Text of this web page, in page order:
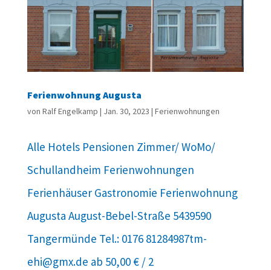
Ferienwohnung Augusta
von Ralf Engelkamp | Jan. 30, 2023 | Ferienwohnungen
Alle Hotels Pensionen Zimmer/ WoMo/
Schullandheim Ferienwohnungen
Ferienhäuser Gastronomie Ferienwohnung
Augusta August-Bebel-Straße 5439590
Tangermünde Tel.: 0176 81284987tm-
ehi@gmx.de ab 50,00 € / 2